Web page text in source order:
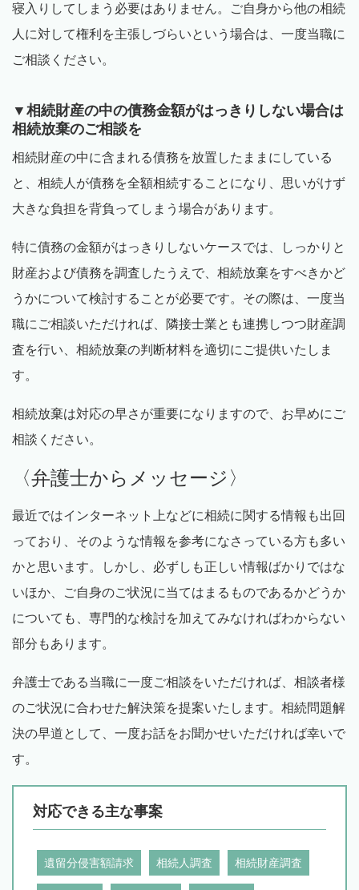
寝入りしてしまう必要はありません。ご自身から他の相続
人に対して権利を主張しづらいという場合は、一度当職に
ご相談ください。
▼相続財産の中の債務金額がはっきりしない場合は
相続放棄のご相談を
相続財産の中に含まれる債務を放置したままにしている
と、相続人が債務を全額相続することになり、思いがけず
大きな負担を背負ってしまう場合があります。
特に債務の金額がはっきりしないケースでは、しっかりと
財産および債務を調査したうえで、相続放棄をすべきかど
うかについて検討することが必要です。その際は、一度当
職にご相談いただければ、隣接士業とも連携しつつ財産調
査を行い、相続放棄の判断材料を適切にご提供いたしま
す。
相続放棄は対応の早さが重要になりますので、お早めにご
相談ください。
〈弁護士からメッセージ〉
最近ではインターネット上などに相続に関する情報も出回
っており、そのような情報を参考になさっている方も多い
かと思います。しかし、必ずしも正しい情報ばかりではな
いほか、ご自身のご状況に当てはまるものであるかどうか
についても、専門的な検討を加えてみなければわからない
部分もあります。
弁護士である当職に一度ご相談をいただければ、相談者様
のご状況に合わせた解決策を提案いたします。相続問題解
決の早道として、一度お話をお聞かせいただければ幸いで
す。
対応できる主な事案
遺留分侵害額請求 相続人調査 相続財産調査